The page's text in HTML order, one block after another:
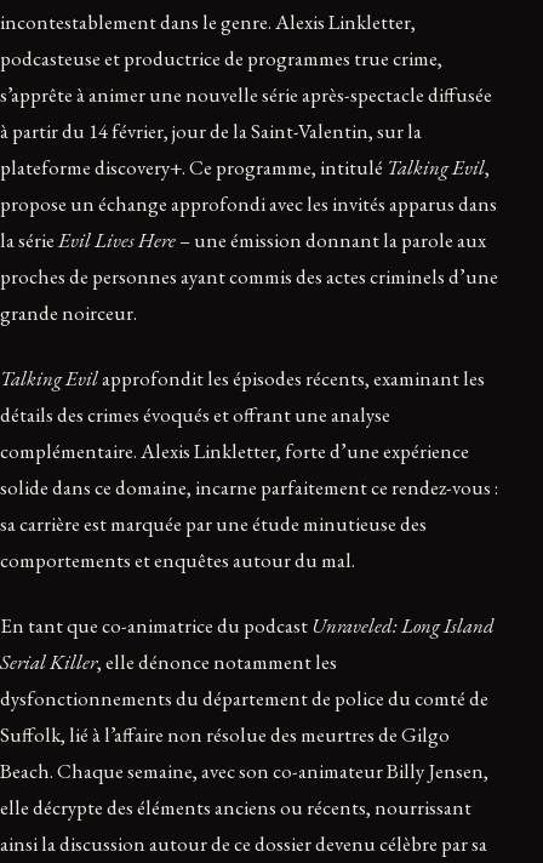
incontestablement dans le genre. Alexis Linkletter,
podcasteuse et productrice de programmes true crime,
s’apprête à animer une nouvelle série après-spectacle diffusée
à partir du 14 février, jour de la Saint-Valentin, sur la
plateforme discovery+. Ce programme, intitulé Talking Evil,
propose un échange approfondi avec les invités apparus dans
la sérieEvil Lives Here– une émission donnant la parole aux
proches de personnes ayant commis des actes criminels d’une
grande noirceur.
Talking Evilapprofondit les épisodes récents, examinant les
détails des crimes évoqués et offrant une analyse
complémentaire. Alexis Linkletter, forte d’une expérience
solide dans ce domaine, incarne parfaitement ce rendez-vous :
sa carrière est marquée par une étude minutieuse des
comportements et enquêtes autour du mal.
En tant que co-animatrice du podcastUnraveled: Long Island
Serial Killer, elle dénonce notamment les
dysfonctionnements du département de police du comté de
Suffolk, lié à l’affaire non résolue des meurtres de Gilgo
Beach. Chaque semaine, avec son co-animateur Billy Jensen,
elle décrypte des éléments anciens ou récents, nourrissant
ainsi la discussion autour de ce dossier devenu célèbre par sa